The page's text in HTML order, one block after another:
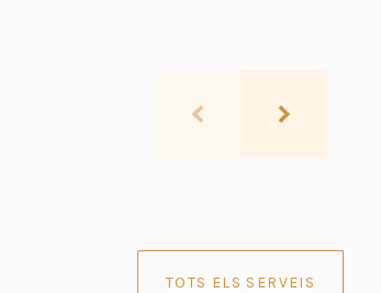
TOTS ELS SERVEIS